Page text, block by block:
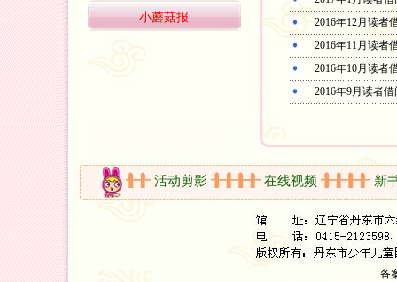
小蘑菇报
2016年12月读者
2016年11月读者
2016年10月读者
2016年9月读者
开放时间 活动剪影 在线视频 新书架
备